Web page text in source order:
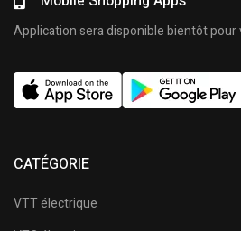
Application sera disponible bientôt
CATÉGORIE
VTT électrique